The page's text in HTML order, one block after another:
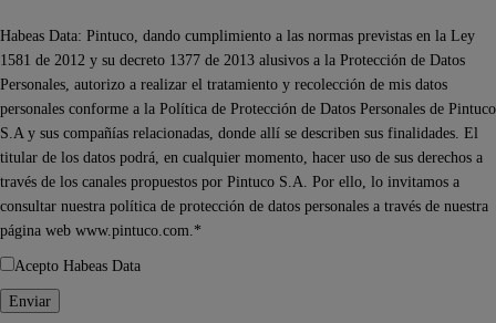
Habeas Data: Pintuco, dando cumplimiento a las normas previstas en la Ley
1581 de 2012 y su decreto 1377 de 2013 alusivos a la Protección de Datos
Personales, autorizo a realizar el tratamiento y recolección de mis datos
personales conforme a la Política de Protección de Datos Personales de Pintuco
S.A y sus compañías relacionadas, donde allí se describen sus finalidades. El
titular de los datos podrá, en cualquier momento, hacer uso de sus derechos a
través de los canales propuestos por Pintuco S.A. Por ello, lo invitamos a
consultar nuestra política de protección de datos personales a través de nuestra
página web www.pintuco.com.*
Acepto Habeas Data